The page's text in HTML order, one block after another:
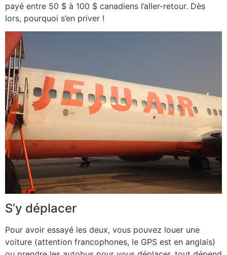
payé entre 50 $ à 100 $ canadiens l’aller-retour. Dès
lors, pourquoi s’en priver !
S’y déplacer
Pour avoir essayé les deux, vous pouvez louer une
voiture (attention francophones, le GPS est en anglais)